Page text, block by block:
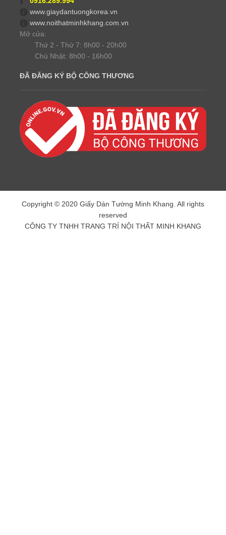
www.giaydantuongkorea.vn
www.noithatminhkhang.com.vn
Mở cửa:
Thứ 2 - Thứ 7: 8h00 - 20h00
Chủ Nhật: 8h00 - 16h00
ĐÃ ĐĂNG KÝ BỘ CÔNG THƯƠNG
Copyright © 2020 Giấy Dán Tường Minh Khang. All rights
reserved
CÔNG TY TNHH TRANG TRÍ NỘI THẤT MINH KHANG